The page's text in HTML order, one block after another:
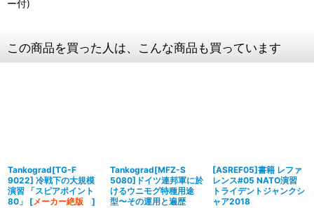
ー付)
この商品を買った人は、こんな商品も買っています
Tankograd[TG-F
9022] 冷戦下の大規模
演習 「スピアポイント
80」
[メーカー絶版 ]
Tankograd[MFZ-S
5080]ドイツ連邦軍に於
けるウニモグ特種用途
型〜その運用と遍歴
[ASREF05]書籍 レファ
レンス#05 NATO演習
トライデントジャンクシ
ャア2018